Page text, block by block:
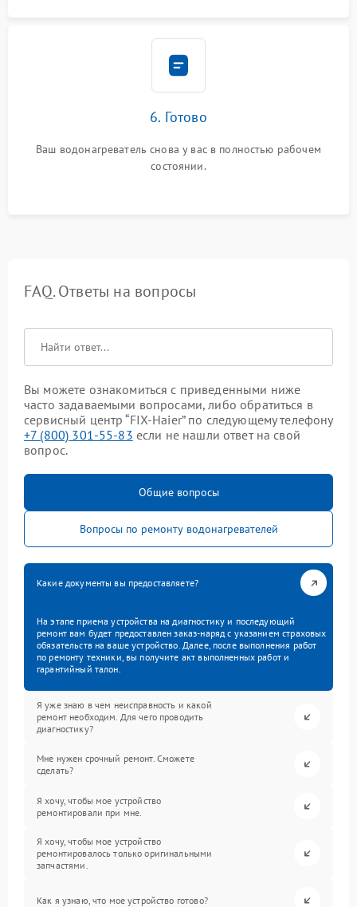
6. Готово
Ваш водонагреватель снова у вас в полностью рабочем
состоянии.
FAQ. Ответы на вопросы
Вы можете ознакомиться с приведенными ниже
часто задаваемыми вопросами, либо обратиться в
сервисный центр “FIX-Haier” по следующему телефону
+7 (800) 301-55-83 если не нашли ответ на свой
вопрос.
Общие вопросы
Вопросы по ремонту водонагревателей
Какие документы вы предоставляете?
На этапе приема устройства на диагностику и последующий
ремонт вам будет предоставлен заказ-наряд с указанием страховых
обязательств на ваше устройство. Далее, после выполнения работ
по ремонту техники, вы получите акт выполненных работ и
гарантийный талон.
Я уже знаю в чем неисправность и какой
ремонт необходим. Для чего проводить
диагностику?
Мне нужен срочный ремонт. Сможете
сделать?
Я хочу, чтобы мое устройство
ремонтировали при мне.
Я хочу, чтобы мое устройство
ремонтировалось только оригинальными
запчастями.
Как я узнаю, что мое устройство готово?